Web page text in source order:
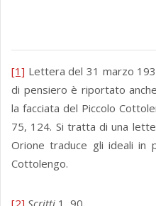
[1] Lettera del 31 marzo
di pensiero è riportato
la facciata del Piccolo
75, 124. Si tratta di una
Orione traduce gli ideali in
Cottolengo.